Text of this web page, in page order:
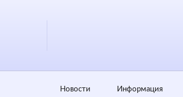
Новости Информация